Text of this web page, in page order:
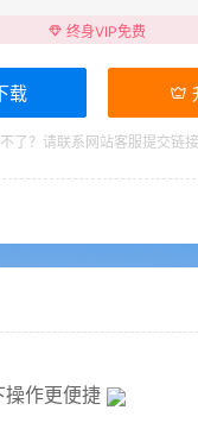
终身VIP免费
载
了？请联系网站客服提交链接
操作更便捷